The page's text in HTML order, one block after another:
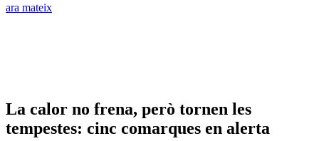
ara mateix
La calor no frena, però tornen les
tempestes: cinc comarques en alerta